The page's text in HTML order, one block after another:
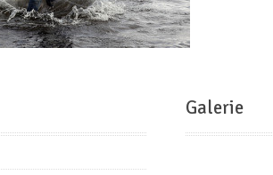
Galerie